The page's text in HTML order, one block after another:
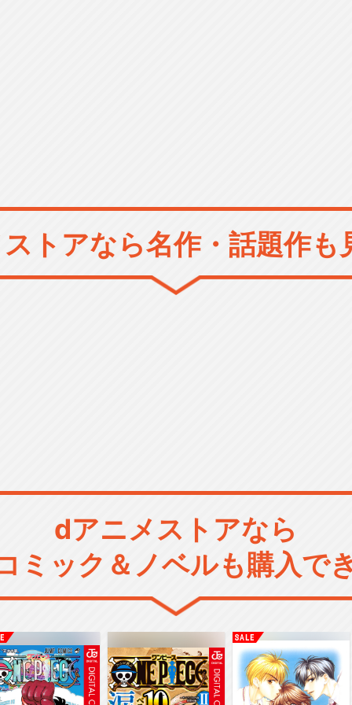
トアなら名作・話題作も
dアニメストアなら
ミック＆ノベルも購入で